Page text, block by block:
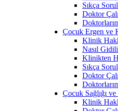
Sıkça
Doktor
Çocuk Ergen ve
Klinik
Nasıl
Klinikten
Sıkça
Doktor
Çocuk Sağlığı ve
Klinik